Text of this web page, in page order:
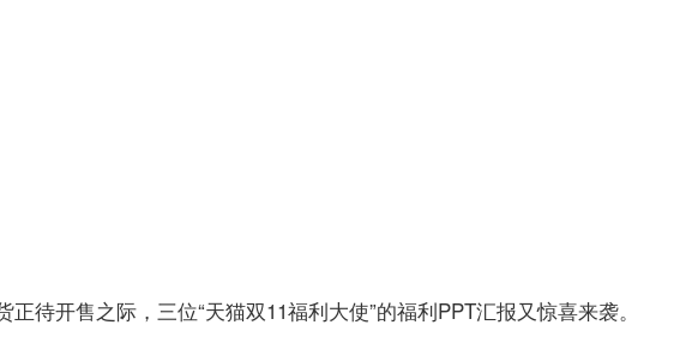
正待开售之际，三位“天猫双11福利大使”的福利PPT汇报又惊喜来袭。